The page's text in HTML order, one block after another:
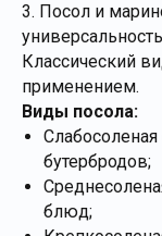
3. Посол и
универсальность
Классический
применением.
Виды посола:
бутербродов;
блюд;